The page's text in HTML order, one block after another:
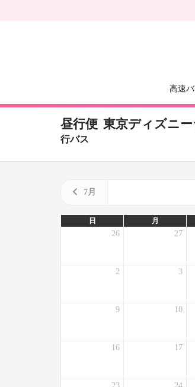
高速バ
昼行便 東京ディズニ
行バス
7月
日 月
26 27
2 3
9 10
16 17